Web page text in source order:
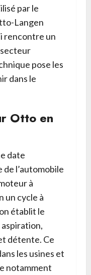
par le
Langen
rencontre un
pose les
dans le
Otto en
date
l’automobile
à
un cycle à
établit le
détente. Ce
les usines et
notamment